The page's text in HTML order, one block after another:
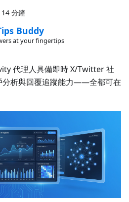
分鐘
Buddy
at your fingertips
代理人具備即時 X/Twitter 社
分析與回覆追蹤能力——全都可在